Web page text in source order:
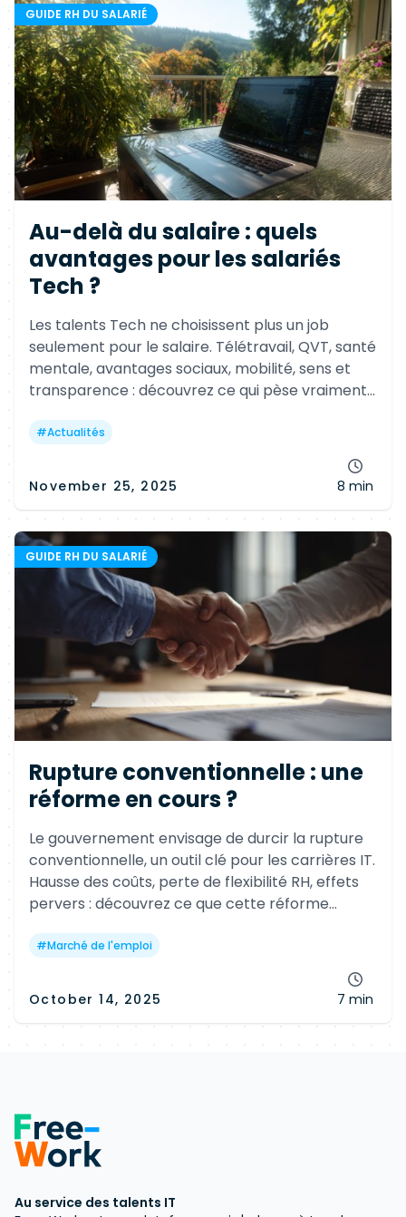
GUIDE RH DU SALARIÉ
Au-delà du salaire : quels
avantages pour les salariés
Tech ?
Les talents Tech ne choisissent plus un job
seulement pour le salaire. Télétravail, QVT, santé
mentale, avantages sociaux, mobilité, sens et
transparence : découvrez ce qui pèse vraiment
employeurs Tech.
#Actualités
November 25, 2025 8 min
GUIDE RH DU SALARIÉ
Rupture conventionnelle : une
réforme en cours ?
Le gouvernement envisage de durcir la rupture
conventionnelle, un outil clé pour les carrières IT.
Hausse des coûts, perte de flexibilité RH, effets
pervers : découvrez ce que cette réforme
Tech.
#Marché de l'emploi
October 14, 2025 7 min
Au service des talents IT